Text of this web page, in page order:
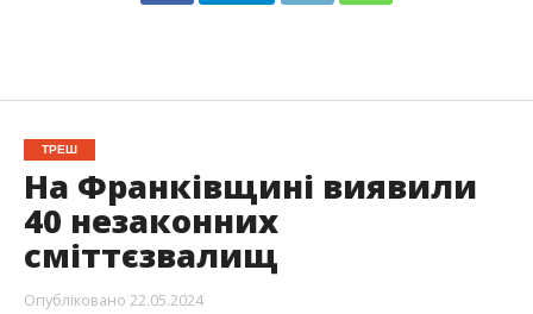
ТРЕШ
На Франківщині виявили
40 незаконних
сміттєзвалищ
Опубліковано 22.05.2024